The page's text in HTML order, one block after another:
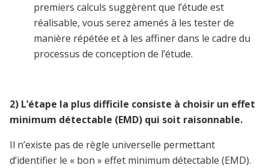
premiers calculs suggèrent que l’étude est
réalisable, vous serez amenés à les tester de
manière répétée et à les affiner dans le cadre du
processus de conception de l’étude.
2) L’étape la plus difficile consiste à choisir un effet
minimum détectable (EMD) qui soit raisonnable.
Il n’existe pas de règle universelle permettant
d’identifier le « bon » effet minimum détectable (EMD).